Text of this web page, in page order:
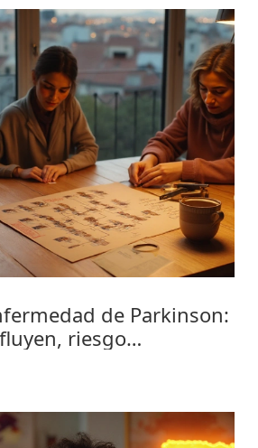
de Parkinson:
riesgo